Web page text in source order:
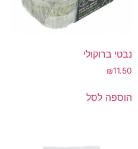
נבטי ברוקולי
₪11.50
הוספה לסל